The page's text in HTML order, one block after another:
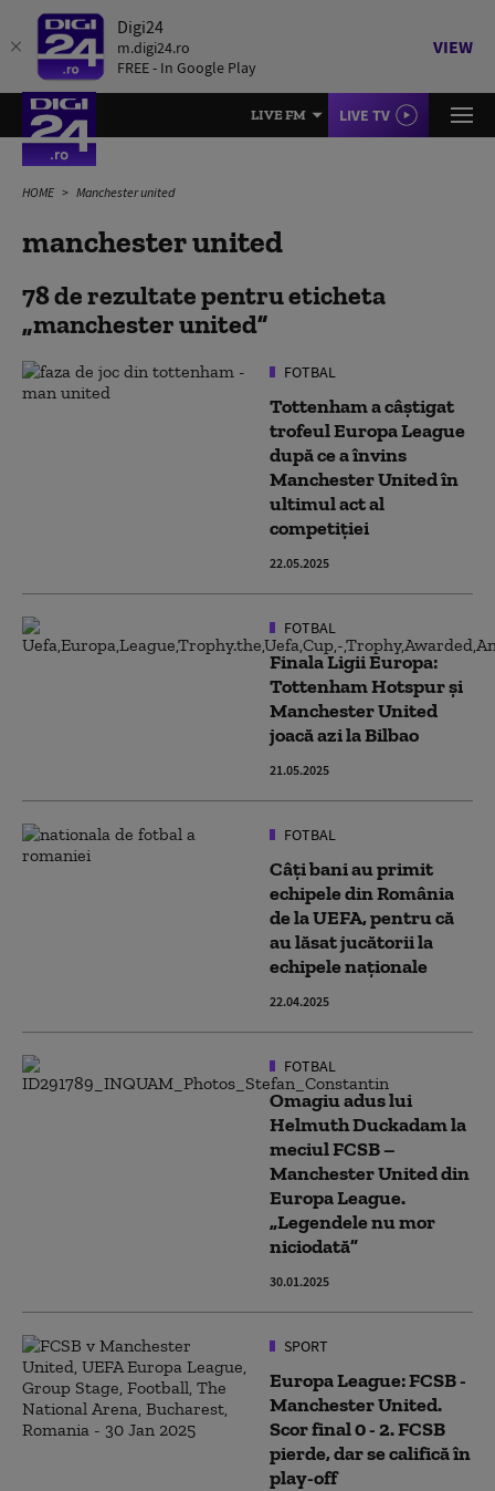
Digi24
m.digi24.ro
FREE - In Google Play
VIEW
LIVE FM LIVE TV
HOME Manchester united
manchester united
78 de rezultate pentru eticheta
manchester united
FOTBAL
Tottenham a câștigat
trofeul Europa League
după ce a învins
Manchester United în
ultimul act al
competiției
22.05.2025
FOTBAL
Finala Ligii Europa:
Tottenham Hotspur şi
Manchester United
joacă azi la Bilbao
21.05.2025
FOTBAL
Câţi bani au primit
echipele din România
de la UEFA, pentru că
au lăsat jucătorii la
echipele naționale
22.04.2025
FOTBAL
Omagiu adus lui
Helmuth Duckadam la
meciul FCSB –
Manchester United din
Europa League.
„Legendele nu mor
niciodată”
30.01.2025
SPORT
Europa League: FCSB -
Manchester United.
Scor final 0 - 2. FCSB
pierde, dar se califică în
play-off